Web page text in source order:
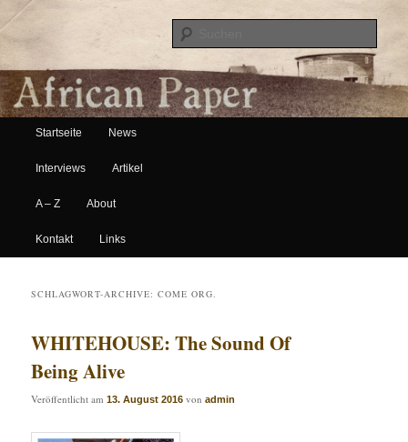
African Paper
Hauptmenü
Zum Inhalt wechseln
Zum sekundären Inhalt wechseln
Startseite News
Interviews Artikel
A – Z About
Kontakt Links
SCHLAGWORT-ARCHIVE:COME ORG.
WHITEHOUSE: The Sound Of
Being Alive
Veröffentlicht am13. August 2016 vonadmin